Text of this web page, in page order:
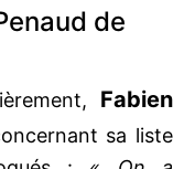
de
Fabien
sa liste